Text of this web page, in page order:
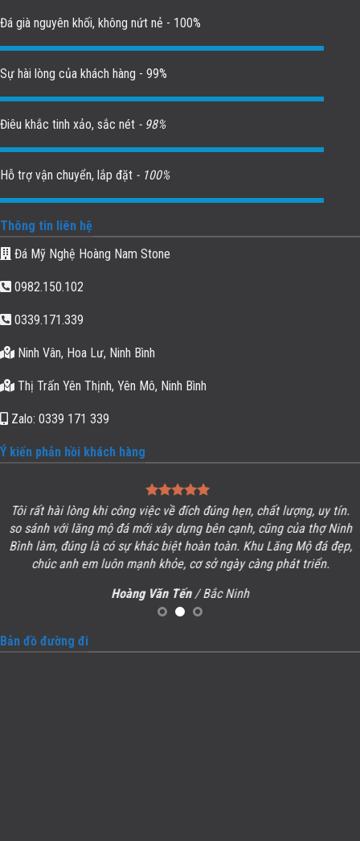
Đá già nguyên khối, không nứt nẻ - 100%
Sự hài lòng của khách hàng - 99%
Điêu khắc tinh xảo, sắc nét - 98%
Hỗ trợ vận chuyển, lắp đặt - 100%
Thông tin liên hệ
Đá Mỹ Nghệ Hoàng Nam Stone
0982.150.102
0339.171.339
Ninh Vân, Hoa Lư, Ninh Bình
Thị Trấn Yên Thịnh, Yên Mô, Ninh Bình
Zalo: 0339 171 339
Ý kiến phản hồi khách hàng
Tôi rất hài lòng khi công việc về đích đúng hẹn, chất lượng, uy tín.
so sánh với lăng mộ đá mới xây dựng bên cạnh, cũng của thợ Ninh
Bình làm, đúng là có sự khác biệt hoàn toàn. Khu Lăng Mộ đáđẹp,
chúc anh em luôn mạnh khỏe, cơ sở ngày càng phát triển.
Hoàng Văn Tến / Bắc Ninh
Bản đồ đường đi